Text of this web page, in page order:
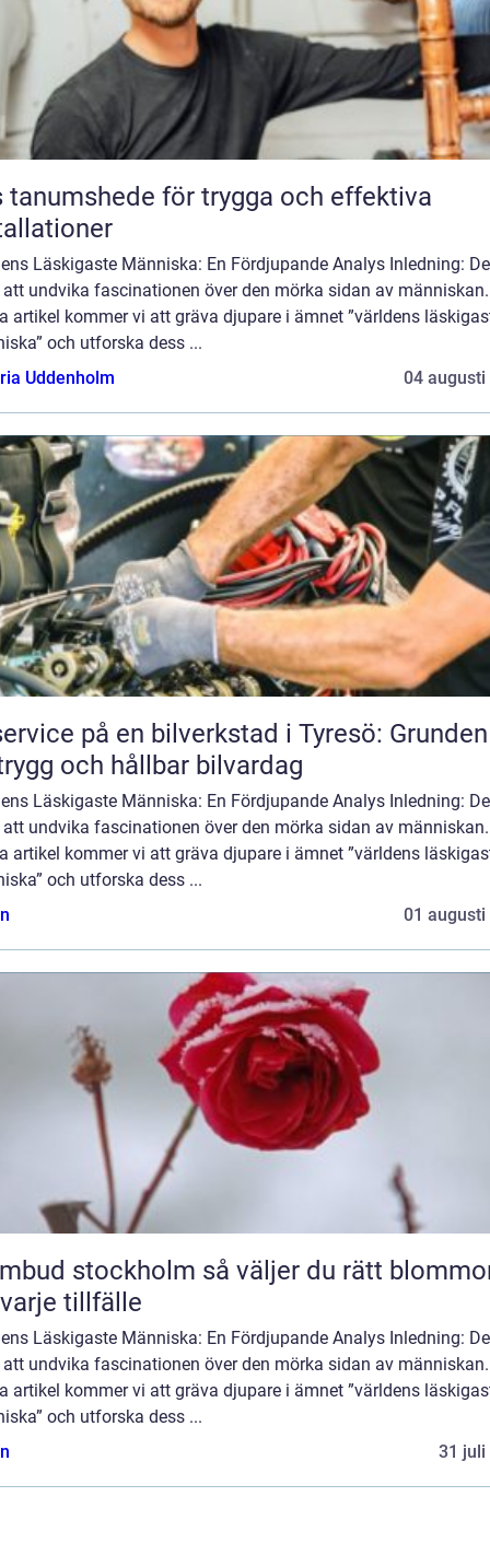
tanumshede för trygga och effektiva
Läskigaste Människa: En Fördjupande Analys Inledning:
undvika fascinationen över den mörka sidan av
artikel kommer vi att gräva djupare i ämnet ”världens
och utforska dess ...
Uddenholm
04 augusti
på en bilverkstad i Tyresö:
och hållbar bilvardag
Läskigaste Människa: En Fördjupande Analys Inledning:
undvika fascinationen över den mörka sidan av
artikel kommer vi att gräva djupare i ämnet ”världens
och utforska dess ...
01 augusti
stockholm så väljer du rätt blommor
tillfälle
Läskigaste Människa: En Fördjupande Analys Inledning:
undvika fascinationen över den mörka sidan av
artikel kommer vi att gräva djupare i ämnet ”världens
och utforska dess ...
31 juli